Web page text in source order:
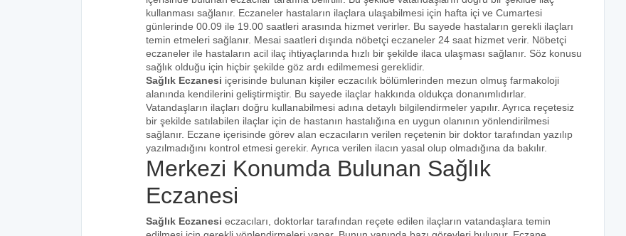
kullanması sağlanır. Eczaneler hastaların ilaçlara ulaşabilmesi için hafta içi ve Cumartesi
günlerinde 00.09 ile 19.00 saatleri arasında hizmet verirler. Bu sayede hastaların gerekli ilaçları
temin etmeleri sağlanır. Mesai saatleri dışında nöbetçi eczaneler 24 saat hizmet verir. Nöbetçi
eczaneler ile hastaların acil ilaç ihtiyaçlarında hızlı bir şekilde ilaca ulaşması sağlanır. Söz konusu
sağlık olduğu için hiçbir şekilde göz ardı edilmemesi gereklidir.
Sağlık Eczanesi içerisinde bulunan kişiler eczacılık bölümlerinden mezun olmuş farmakoloji
alanında kendilerini geliştirmiştir. Bu sayede ilaçlar hakkında oldukça donanımlıdırlar.
Vatandaşların ilaçları doğru kullanabilmesi adına detaylı bilgilendirmeler yapılır. Ayrıca reçetesiz
bir şekilde satılabilen ilaçlar için de hastanın hastalığına en uygun olanının yönlendirilmesi
sağlanır. Eczane içerisinde görev alan eczacıların verilen reçetenin bir doktor tarafından yazılıp
yazılmadığını kontrol etmesi gerekir. Ayrıca verilen ilacın yasal olup olmadığına da bakılır.
Merkezi Konumda Bulunan Sağlık
Eczanesi
Sağlık Eczanesi eczacıları, doktorlar tarafından reçete edilen ilaçların vatandaşlara temin